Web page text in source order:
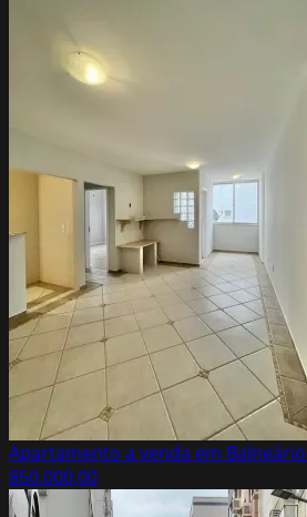
Apartamento a venda em
850.000,00